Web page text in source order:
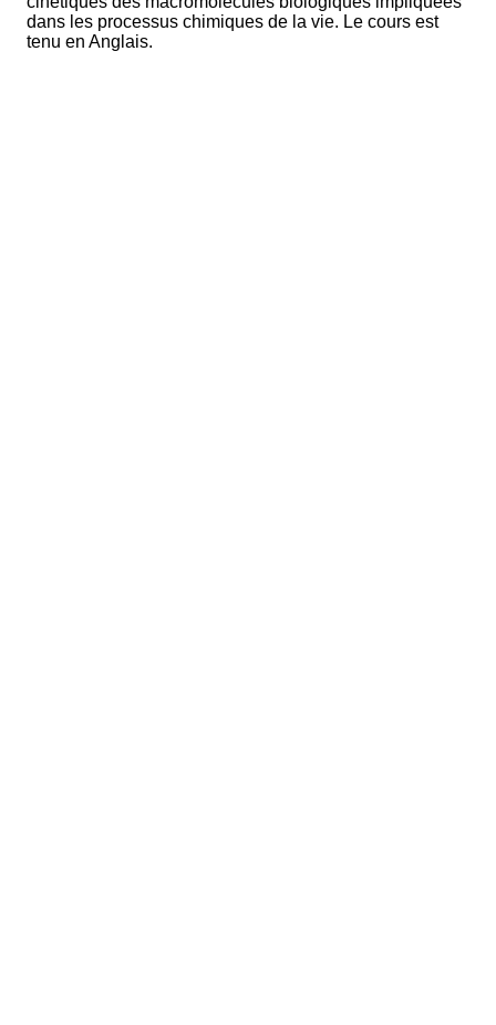
dans les processus chimiques de la vie. Le cours est
tenu en Anglais.